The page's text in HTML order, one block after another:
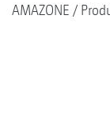
AMAZONE